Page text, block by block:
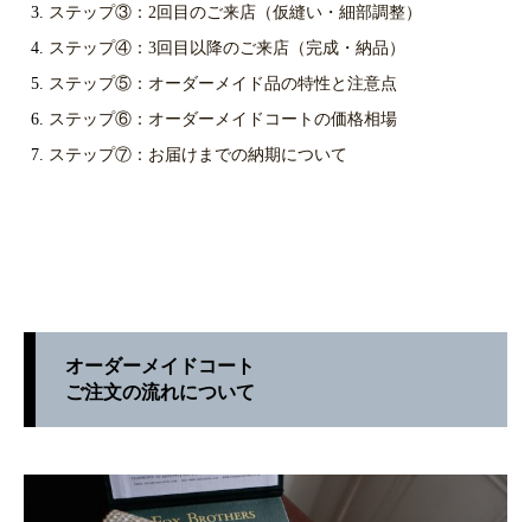
ステップ③：2回目のご来店（仮縫い・細部調整）
ステップ④：3回目以降のご来店（完成・納品）
ステップ⑤：オーダーメイド品の特性と注意点
ステップ⑥：オーダーメイドコートの価格相場
ステップ⑦：お届けまでの納期について
オーダーメイドコート
ご注文の流れについて